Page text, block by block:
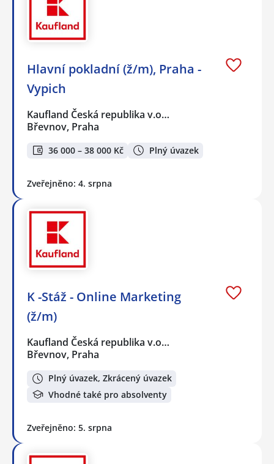
Hlavní pokladní (ž/m), Praha -
Vypich
Kaufland Česká republika v.o…
Břevnov, Praha
36 000 – 38 000 Kč Plný úvazek
Zveřejněno: 4. srpna
K -Stáž - Online Marketing
(ž/m)
Kaufland Česká republika v.o…
Břevnov, Praha
Plný úvazek, Zkrácený úvazek
Vhodné také pro absolventy
Zveřejněno: 5. srpna